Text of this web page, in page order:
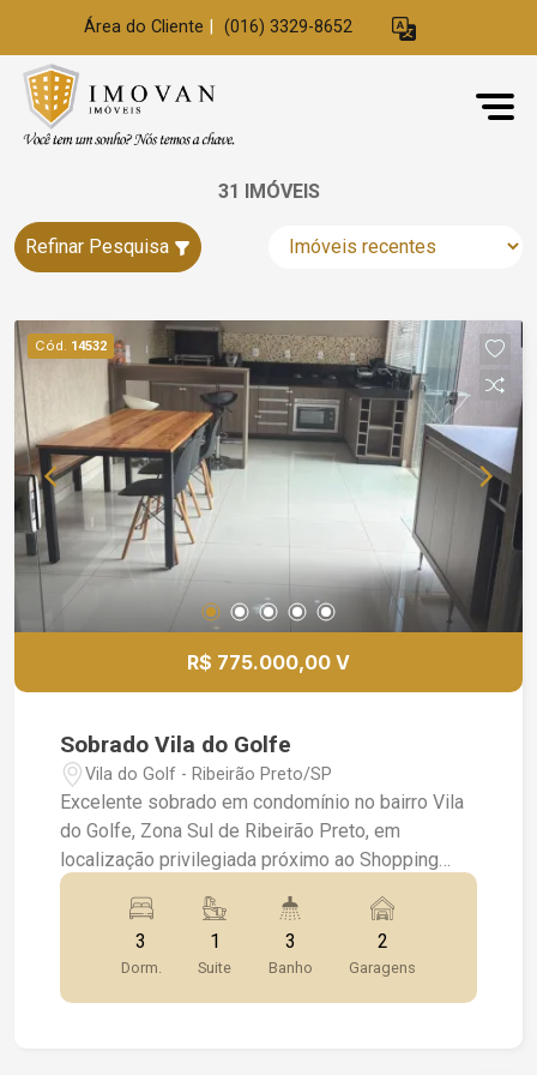
Área do Cliente (016) 3329-8652
31 IMÓVEIS
Refinar Pesquisa
Cód. 14532
R$ 775.000,00 V
Sobrado Vila do Golfe
Vila do Golf - Ribeirão Preto/SP
Excelente sobrado em condomínio no bairro Vila
do Golfe, Zona Sul de Ribeirão Preto, em
localização privilegiada próximo ao Shopping
Iguatemi, com fácil acesso às avenidas João
Fiúsa, Luiz Eduardo Toledo Prado e aos
principais pontos nobres da cidade. Região
valorizada, perfeita para quem busca conforto,
segurança e praticidade no dia a dia. Imóvel com
3
Dorm.
1
Suite
3
Banho
2
Garagens